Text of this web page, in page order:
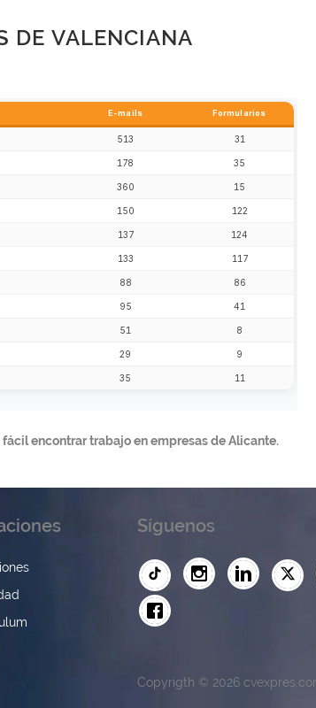
DE VALENCIANA
encontrar trabajo en empresas de Alicante.
Síguenos
Copyrigth © 2026